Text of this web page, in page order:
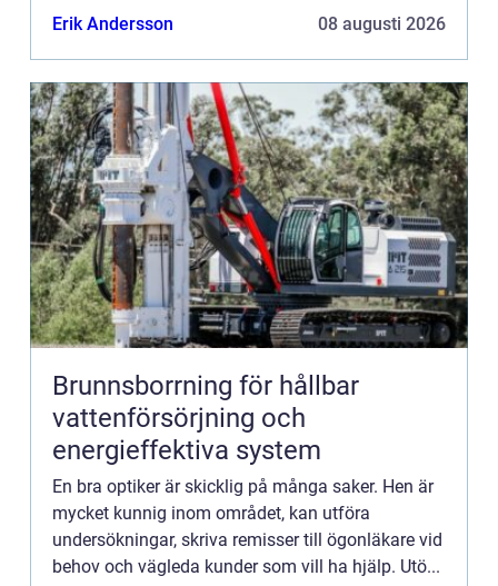
Erik Andersson
08 augusti 2026
Brunnsborrning för hållbar
vattenförsörjning och
energieffektiva system
En bra optiker är skicklig på många saker. Hen är
mycket kunnig inom området, kan utföra
undersökningar, skriva remisser till ögonläkare vid
behov och vägleda kunder som vill ha hjälp. Utö...